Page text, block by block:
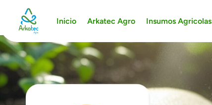
Inicio Arkatec Agro Insumos Agricolas